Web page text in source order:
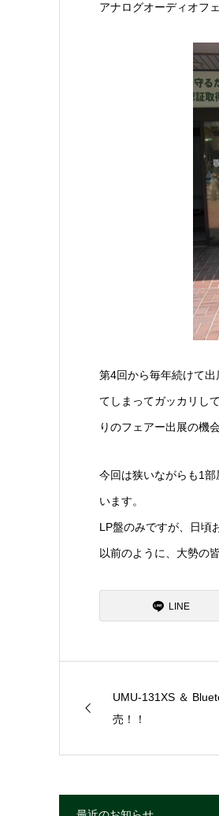
アナログオーディオフ
第4回から毎年続けて
てしまってガッカリし
りのフェアー出展の機
今回は狭いながらも1
います。
LP盤のみですが、日頃
以前のように、大勢の
LINE
UMU-131XS ＆
売！！